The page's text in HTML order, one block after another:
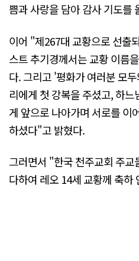
쁨과 사랑을 담아 감사 기도를
이어 "제267대 교황으로 선출
스트 추기경께서는 교황 이름
다. 그리고 '평화가 여러분 모
리에게 첫 강복을 주셨고, 하
게 앞으로 나아가며 서로를 이
하셨다"고 밝혔다.
그러면서 "한국 천주교회 주
다하여 레오 14세 교황께 축